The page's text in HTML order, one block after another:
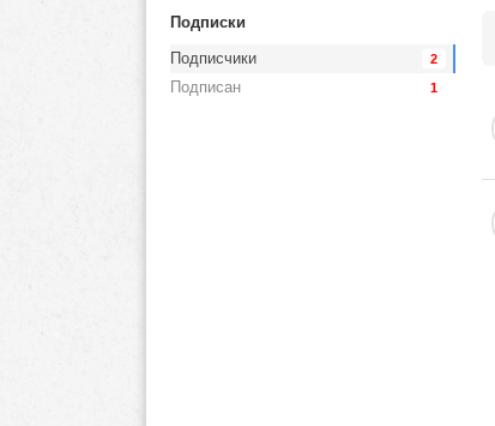
Подписки
Подписчики
2
Подписан 1